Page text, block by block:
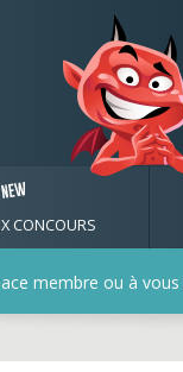
CONCOURS
membre ou à vous